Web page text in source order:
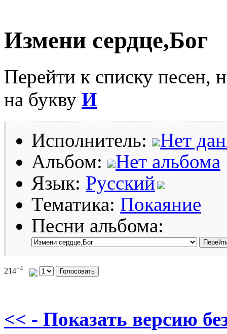
Измени сердце,Бог
Перейти к списку песен,
на букву И
Исполнитель:
Нет
Альбом:
Нет альбома
Язык: Русский
Тематика: Покаяние
Песни альбома:
214+4
<< - Показать версию